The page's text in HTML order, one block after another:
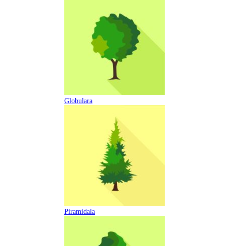
Globulara
Piramidala